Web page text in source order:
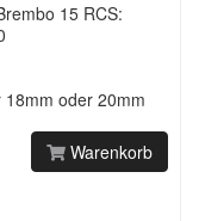
15 RCS:
oder 20mm
Warenkorb